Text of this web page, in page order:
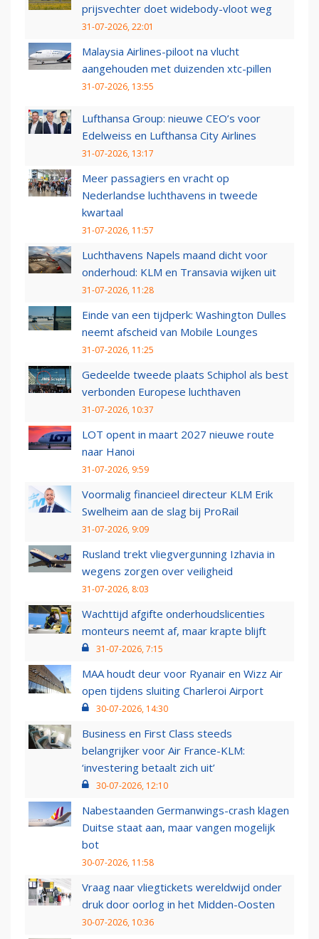
prijsvechter doet widebody-vloot weg
31-07-2026, 22:01
Malaysia Airlines-piloot na vlucht
aangehouden met duizenden xtc-pillen
31-07-2026, 13:55
Lufthansa Group: nieuwe CEO’s voor
Edelweiss en Lufthansa City Airlines
31-07-2026, 13:17
Meer passagiers en vracht op
Nederlandse luchthavens in tweede
kwartaal
31-07-2026, 11:57
Luchthavens Napels maand dicht voor
onderhoud: KLM en Transavia wijken uit
31-07-2026, 11:28
Einde van een tijdperk: Washington Dulles
neemt afscheid van Mobile Lounges
31-07-2026, 11:25
Gedeelde tweede plaats Schiphol als best
verbonden Europese luchthaven
31-07-2026, 10:37
LOT opent in maart 2027 nieuwe route
naar Hanoi
31-07-2026, 9:59
Voormalig financieel directeur KLM Erik
Swelheim aan de slag bij ProRail
31-07-2026, 9:09
Rusland trekt vliegvergunning Izhavia in
wegens zorgen over veiligheid
31-07-2026, 8:03
Wachttijd afgifte onderhoudslicenties
monteurs neemt af, maar krapte blijft
31-07-2026, 7:15
MAA houdt deur voor Ryanair en Wizz Air
open tijdens sluiting Charleroi Airport
30-07-2026, 14:30
Business en First Class steeds
belangrijker voor Air France-KLM:
‘investering betaalt zich uit’
30-07-2026, 12:10
Nabestaanden Germanwings-crash klagen
Duitse staat aan, maar vangen mogelijk
bot
30-07-2026, 11:58
Vraag naar vliegtickets wereldwijd onder
druk door oorlog in het Midden-Oosten
30-07-2026, 10:36